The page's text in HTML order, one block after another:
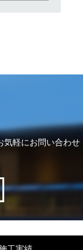
気軽にお問い合わせ